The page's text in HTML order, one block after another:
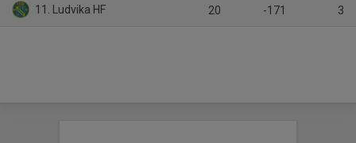
11. Ludvika HF 20 -171 3